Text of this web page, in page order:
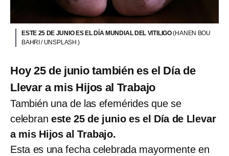
ESTE 25 DE JUNIO ES EL DÍA MUNDIAL DEL VITILIGO(HANEN BOU
BAHRI / UNSPLASH )
Hoy 25 de junio también es el Día de
Llevar a mis Hijos al Trabajo
También una de las efemérides que se
celebran este 25 de junio es el Día de Llevar
a mis Hijos al Trabajo.
Esta es una fecha celebrada mayormente en